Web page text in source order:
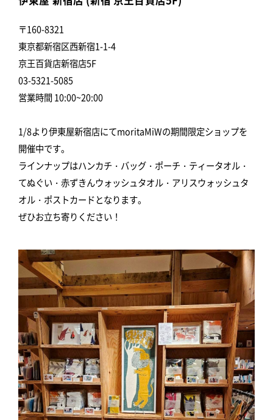
〒160-8321
東京都新宿区西新宿1-1-4
京王百貨店新宿店5F
03-5321-5085
営業時間 10:00~20:00
1/8より伊東屋新宿店にてmoritaMiWの期間限定ショップを
開催中です。
ラインナップはハンカチ・バッグ・ポーチ・ティータオル・
てぬぐい・赤ずきんウォッシュタオル・アリスウォッシュタ
オル・ポストカードとなります。
ぜひお立ち寄りください！